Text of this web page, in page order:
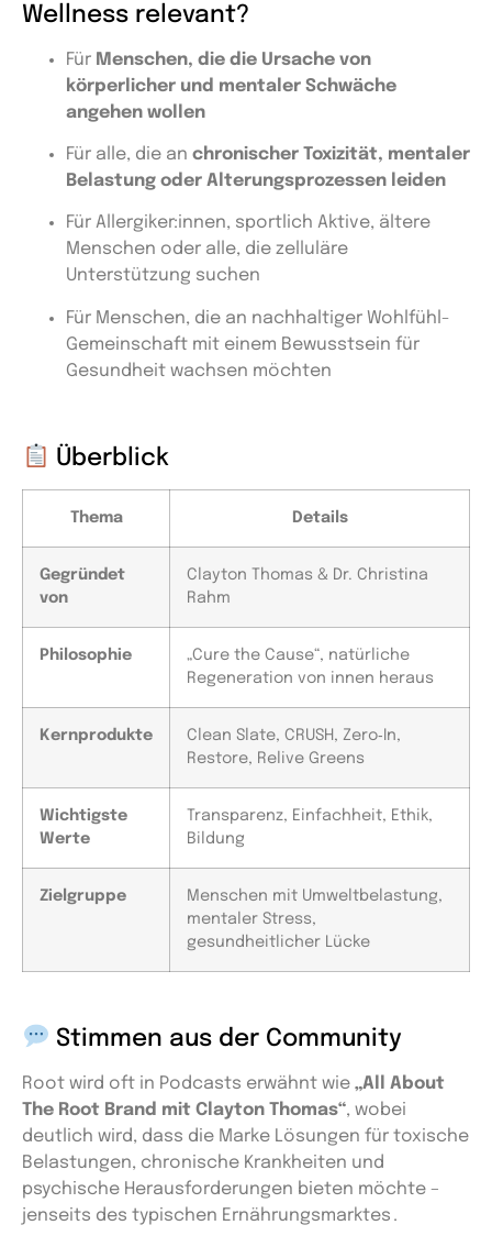
Wellness relevant?
Für Menschen, die die Ursache von
körperlicher und mentaler Schwäche
angehen wollen
Für alle, die an chronischer Toxizität, mentaler
Belastung oder Alterungsprozessen leiden
Für Allergiker:innen, sportlich Aktive, ältere
Menschen oder alle, die zelluläre
Unterstützung suchen
Für Menschen, die an nachhaltiger Wohlfühl-
Gemeinschaft mit einem Bewusstsein für
Gesundheit wachsen möchten
Überblick
Thema Details
Gegründet
von
Clayton Thomas & Dr. Christina
Rahm
Philosophie
„Cure the Cause“, natürliche
Regeneration von innen heraus
Kernprodukte
Clean Slate, CRUSH, Zero‑In,
Restore, Relive Greens
Wichtigste
Werte
Transparenz, Einfachheit, Ethik,
Bildung
Zielgruppe
Menschen mit Umweltbelastung,
mentaler Stress,
gesundheitlicher Lücke
Stimmen aus der Community
Root wird oft in Podcasts erwähnt wie „All About
The Root Brand mit Clayton Thomas“, wobei
deutlich wird, dass die Marke Lösungen für toxische
Belastungen, chronische Krankheiten und
psychische Herausforderungen bieten möchte –
jenseits des typischen Ernährungsmarktes .